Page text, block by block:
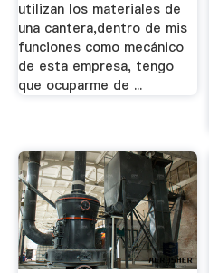
utilizan los materiales de
una cantera,dentro de mis
funciones como mecánico
de esta empresa, tengo
que ocuparme de ...